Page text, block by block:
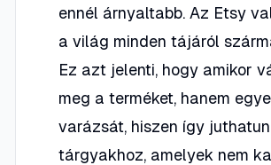
ennél árnyaltabb. Az Etsy
a világ minden tájáról
Ez azt jelenti, hogy amikor
meg a terméket, hanem
varázsát, hiszen így
tárgyakhoz, amelyek nem